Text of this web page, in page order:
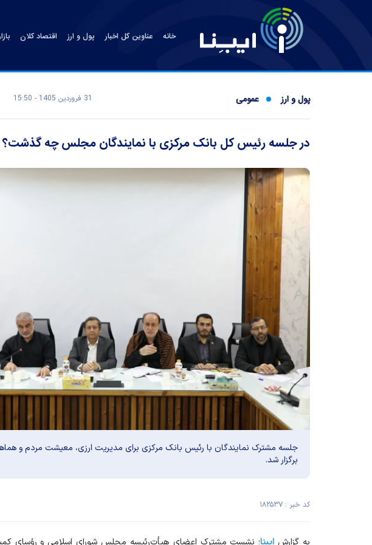
خانه عناوین کل اخبار پول و ارز اقتصاد کلان
پول و ارز عمومی 31 فروردين 1405 - 15:50
در جلسه رئیس کل بانک مرکزی با نمایندگان مجلس چه گذشت؟
جلسه مشترک نمایندگان با رئیس بانک مرکزی برای مدیریت ارزی، معیشت مردم و
برگزار شد.
کد خبر : ۱۸۲۵۳۷
به گزارش ایبنا؛ نشست مشترک اعضای هیأت‌رئیسه مجلس شورای اسلامی و رؤسای